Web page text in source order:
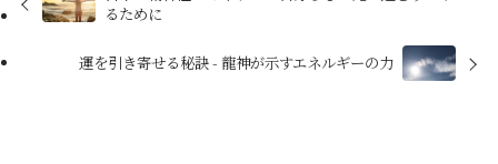
るために
運を引き寄せる秘訣 - 龍神が示すエネルギーの力